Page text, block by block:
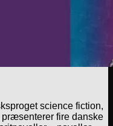
science fiction,
præsenterer fire danske